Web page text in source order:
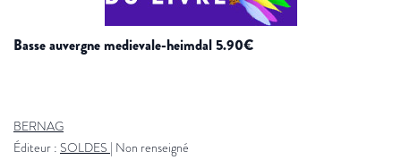
basse auvergne medievale-heimdal 5.90€
BERNAG
Éditeur : SOLDES | Non renseigné